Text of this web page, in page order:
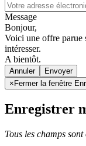
Message
Bonjour,
Voici une offre parue
intéresser.
A bientôt.
Annuler
× Fermer la fenêtre
Enregistrer
Tous les champs